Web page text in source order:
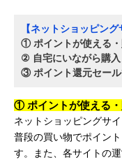
【ネットショッピング
① ポイントが使える
② 自宅にいながら購
③ ポイント還元セール
① ポイントが使える
ネットショッピングサ
普段の買い物でポイン
す。また、各サイトの